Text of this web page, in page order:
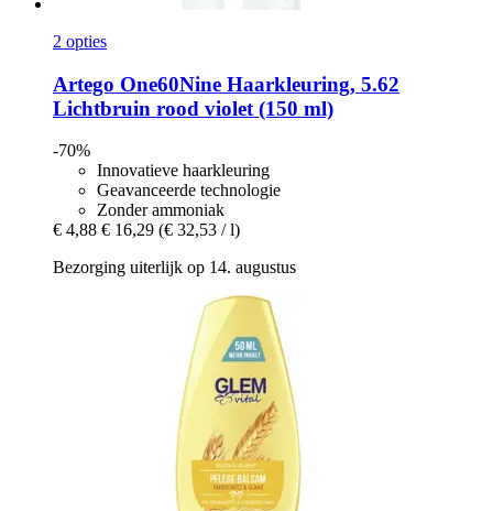
2 opties
Artego One60Nine Haarkleuring, 5.62
Lichtbruin rood violet (150 ml)
-70%
Innovatieve haarkleuring
Geavanceerde technologie
Zonder ammoniak
€ 4,88 € 16,29 (€ 32,53 / l)
Bezorging uiterlijk op 14. augustus